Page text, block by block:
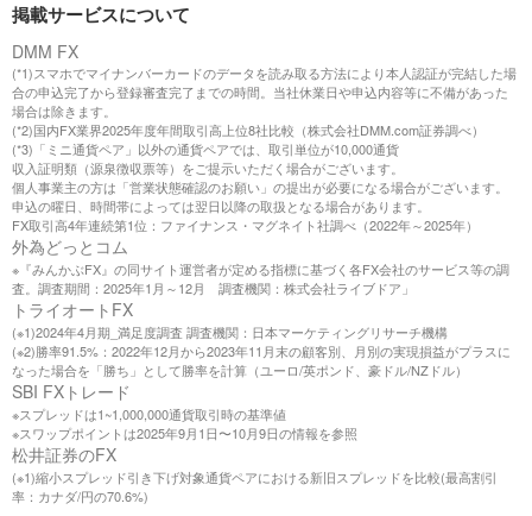
掲載サービスについて
DMM FX
(*1)スマホでマイナンバーカードのデータを読み取る方法により本人認証が完結した場
合の申込完了から登録審査完了までの時間。当社休業日や申込内容等に不備があった
場合は除きます。
(*2)国内FX業界2025年度年間取引高上位8社比較（株式会社DMM.com証券調べ）
(*3)「ミニ通貨ペア」以外の通貨ペアでは、取引単位が10,000通貨
収入証明類（源泉徴収票等）をご提示いただく場合がございます。
個人事業主の方は「営業状態確認のお願い」の提出が必要になる場合がございます。
申込の曜日、時間帯によっては翌日以降の取扱となる場合があります。
FX取引高4年連続第1位：ファイナンス・マグネイト社調べ（2022年～2025年）
外為どっとコム
※『みんかぶFX』の同サイト運営者が定める指標に基づく各FX会社のサービス等の調
査。調査期間：2025年1月～12月 調査機関：株式会社ライブドア」
トライオートFX
(※1)2024年4月期_満足度調査 調査機関：日本マーケティングリサーチ機構
(※2)勝率91.5%：2022年12月から2023年11月末の顧客別、月別の実現損益がプラスに
なった場合を「勝ち」として勝率を計算（ユーロ/英ポンド、豪ドル/NZドル）
SBI FXトレード
※スプレッドは1~1,000,000通貨取引時の基準値
※スワップポイントは2025年9月1日〜10月9日の情報を参照
松井証券のFX
(※1)縮小スプレッド引き下げ対象通貨ペアにおける新旧スプレッドを比較(最高割引
率：カナダ/円の70.6%)